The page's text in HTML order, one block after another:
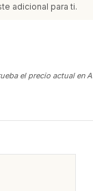
adicional para ti.
el precio actual en